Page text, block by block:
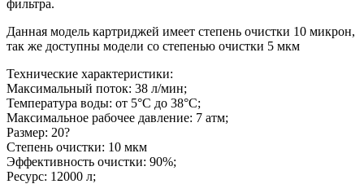
фильтра.
Данная модель картриджей имеет степень очистки 10 микрон,
так же доступны модели со степенью очистки 5 мкм
Технические характеристики:
Максимальный поток: 38 л/мин;
Температура воды: от 5°С до 38°С;
Максимальное рабочее давление: 7 атм;
Размер: 20?
Степень очистки: 10 мкм
Эффективность очистки: 90%;
Ресурс: 12000 л;